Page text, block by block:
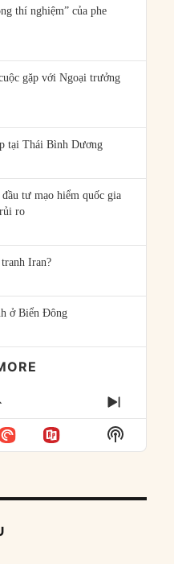
thí nghiệm” của phe
gặp với Ngoại trưởng
tại Thái Bình Dương
tư mạo hiểm quốc gia
ro
Iran?
ở Biển Đông
LIST
NEXT
Show
Podcast